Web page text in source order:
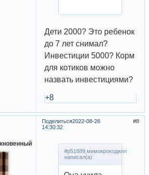
Дети 2000? Это ребенок
до 7 лет снимал?
Инвестиции 5000? Корм
для котиков можно
назвать инвестициями?
+8
Поделиться 8
2022-08-26
14:30:32
#p51889,мимокрокодилл
написал(а):